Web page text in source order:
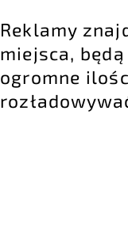
Reklamy
miejsca,
ogromne